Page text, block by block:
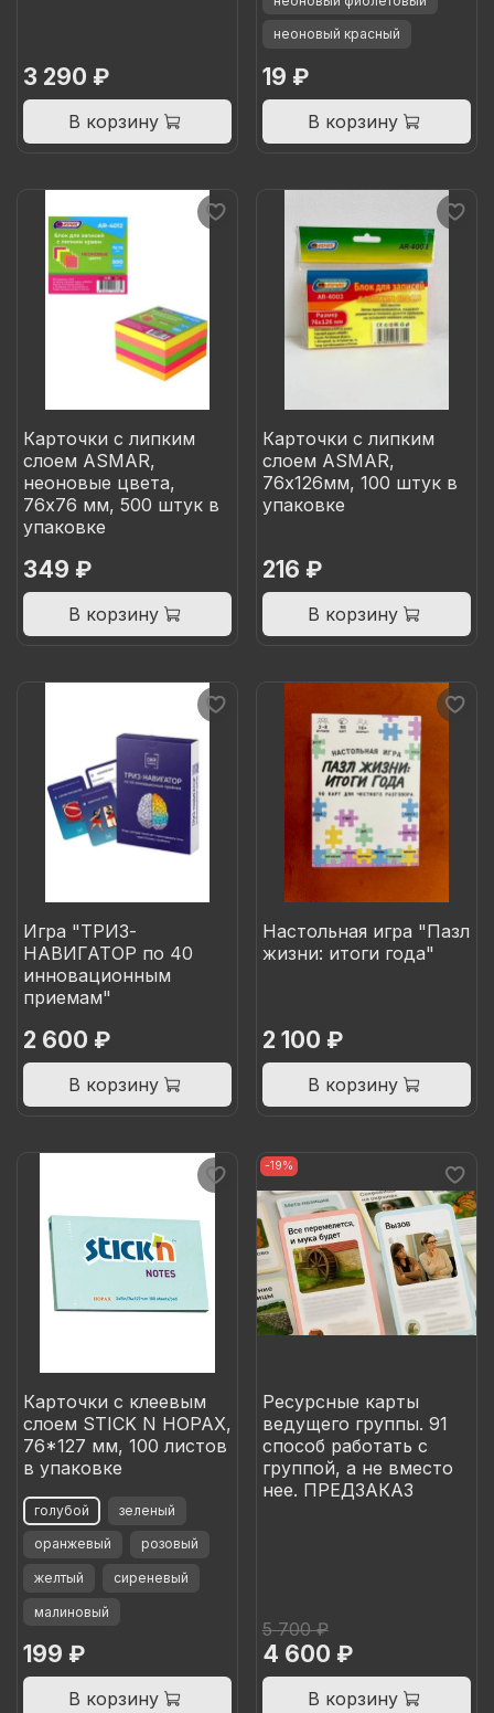
3 290 ₽
В корзину
неоновый красный
19 ₽
В корзину
Карточки с липким
слоем ASMAR,
неоновые цвета,
76х76 мм, 500 штук в
упаковке
349 ₽
В корзину
Карточки с липким
слоем ASMAR,
76х126мм, 100 штук в
упаковке
216 ₽
В корзину
Игра "ТРИЗ-
НАВИГАТОР по 40
инновационным
приемам"
2 600 ₽
В корзину
Настольная игра "Пазл
жизни: итоги года"
2 100 ₽
В корзину
Карточки с клеевым
слоем STICK N HOPAX,
76*127 мм, 100 листов
в упаковке
голубой зеленый
оранжевый розовый
желтый сиреневый
малиновый
199 ₽
В корзину
-19%
Ресурсные карты
ведущего группы. 91
способ работать с
группой, а не вместо
нее. ПРЕДЗАКАЗ
5 700 ₽
4 600 ₽
В корзину